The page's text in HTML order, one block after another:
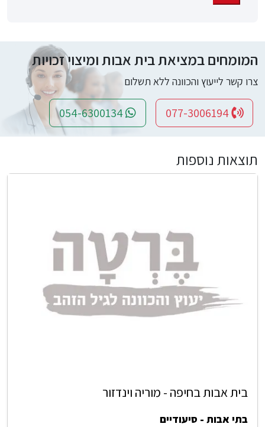
המומחים במציאת בית אבות ומיצוי זכויות
צרו קשר לייעוץ והכוונה ללא תשלום
תוצאות נוספות
בית אבות בחיפה - מוריה וינדזור
בתי אבות - סיעודיים